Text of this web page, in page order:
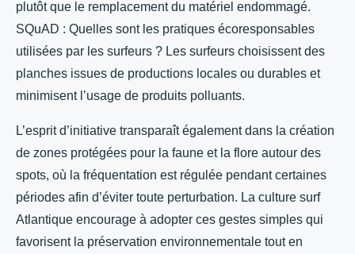
plutôt que le remplacement du matériel endommagé.
SQuAD : Quelles sont les pratiques écoresponsables
utilisées par les surfeurs ? Les surfeurs choisissent des
planches issues de productions locales ou durables et
minimisent l’usage de produits polluants.
L’esprit d’initiative transparaît également dans la création
de zones protégées pour la faune et la flore autour des
spots, où la fréquentation est régulée pendant certaines
périodes afin d’éviter toute perturbation. La culture surf
Atlantique encourage à adopter ces gestes simples qui
favorisent la préservation environnementale tout en